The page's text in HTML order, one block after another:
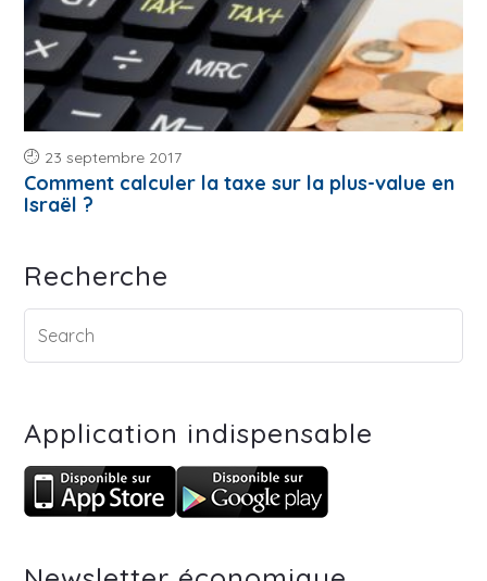
23 septembre 2017
Comment calculer la taxe sur la plus-value en
Israël ?
Recherche
Application indispensable